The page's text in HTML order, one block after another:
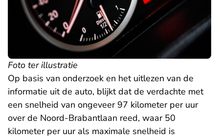
Foto ter illustratie
Op basis van onderzoek en het uitlezen van de
informatie uit de auto, blijkt dat de verdachte met
een snelheid van ongeveer 97 kilometer per uur
over de Noord-Brabantlaan reed, waar 50
kilometer per uur als maximale snelheid is